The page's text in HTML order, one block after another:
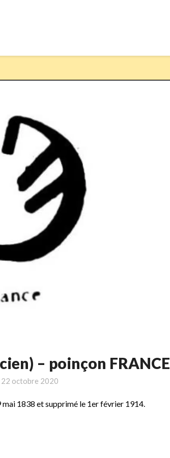
– poinçon FRANCE
22 octobre 2020
1838 et supprimé le 1er février 1914.